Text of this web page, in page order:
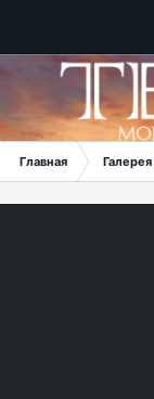
Главная Галерея